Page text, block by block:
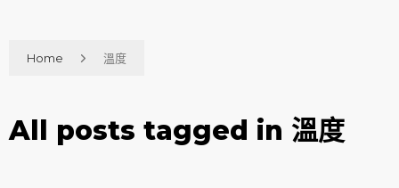
Home 溫度
All posts tagged in 溫度